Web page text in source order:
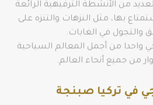
من الأنشطة الترفيهية الرائعة
بها، مثل النزهات والتنزه على
والتجول في الغابات.
واحدا من أجمل المعالم السياحية
من جميع أنحاء العالم.
في تركيا صبنجة